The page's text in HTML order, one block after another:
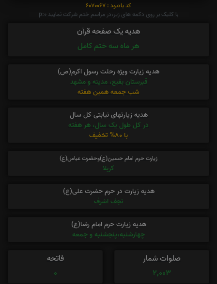
کد یادبود : 6070067
با کلیک بر روی دکمه های زیر،در مراسم ختم شرکت نمایید p:0
هدیه یک صفحه قرآن
هر ماه سه ختم کامل
هدیه زیارت ویژه رحلت رسول اکرم(ص)
قبرستان بقیع، مدینه و مشهد
شب جمعه همین هفته
هدیه زیارتهای نیابتی کل سال
در کل طول یک سال، هر هفته
با 80% تخفیف
زیارت حرم امام حسین(ع)وحضرت عباس(ع)
کربلا
هدیه زیارت در حرم حضرت علی(ع)
نجف اشرف
هدیه زیارت حرم امام رضا(ع)
چهارشنبه،پنجشنبه و جمعه
صلوات شمار
2,003
فاتحه
0